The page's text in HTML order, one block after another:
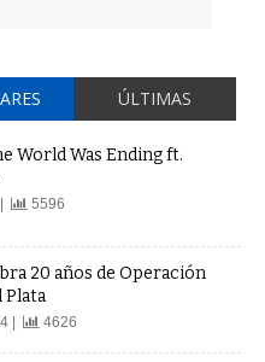
ÚLTIMAS
World Was Ending ft.
5596
20 años de Operación
Plata
| 4626